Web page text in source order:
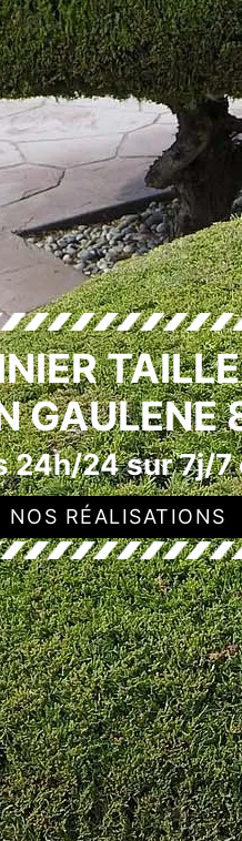
GAULENE
24h/24 sur 7j/7
NOS RÉALISATIONS